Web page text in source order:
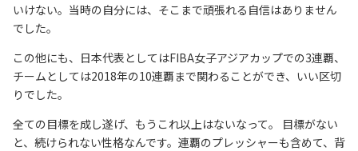
いけない。当時の自分には、そこまで頑張れる自信はありません
でした。
この他にも、日本代表としてはFIBA女子アジアカップでの3連覇、
チームとしては2018年の10連覇まで関わることができ、いい区切
りでした。
全ての目標を成し遂げ、もうこれ以上はないなって。 目標がない
と、続けられない性格なんです。連覇のプレッシャーも含めて、背